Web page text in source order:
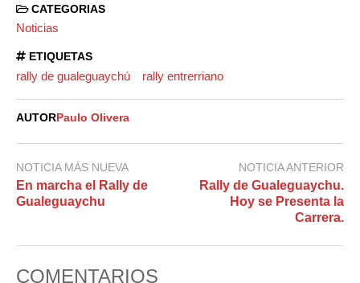
CATEGORIAS
Noticias
ETIQUETAS
rally de gualeguaychú rally entrerriano
AUTOR Paulo Olivera
NOTICIA MÁS NUEVA
En marcha el Rally de
Gualeguaychu
NOTICIA ANTERIOR
Rally de Gualeguaychu.
Hoy se Presenta la
Carrera.
COMENTARIOS